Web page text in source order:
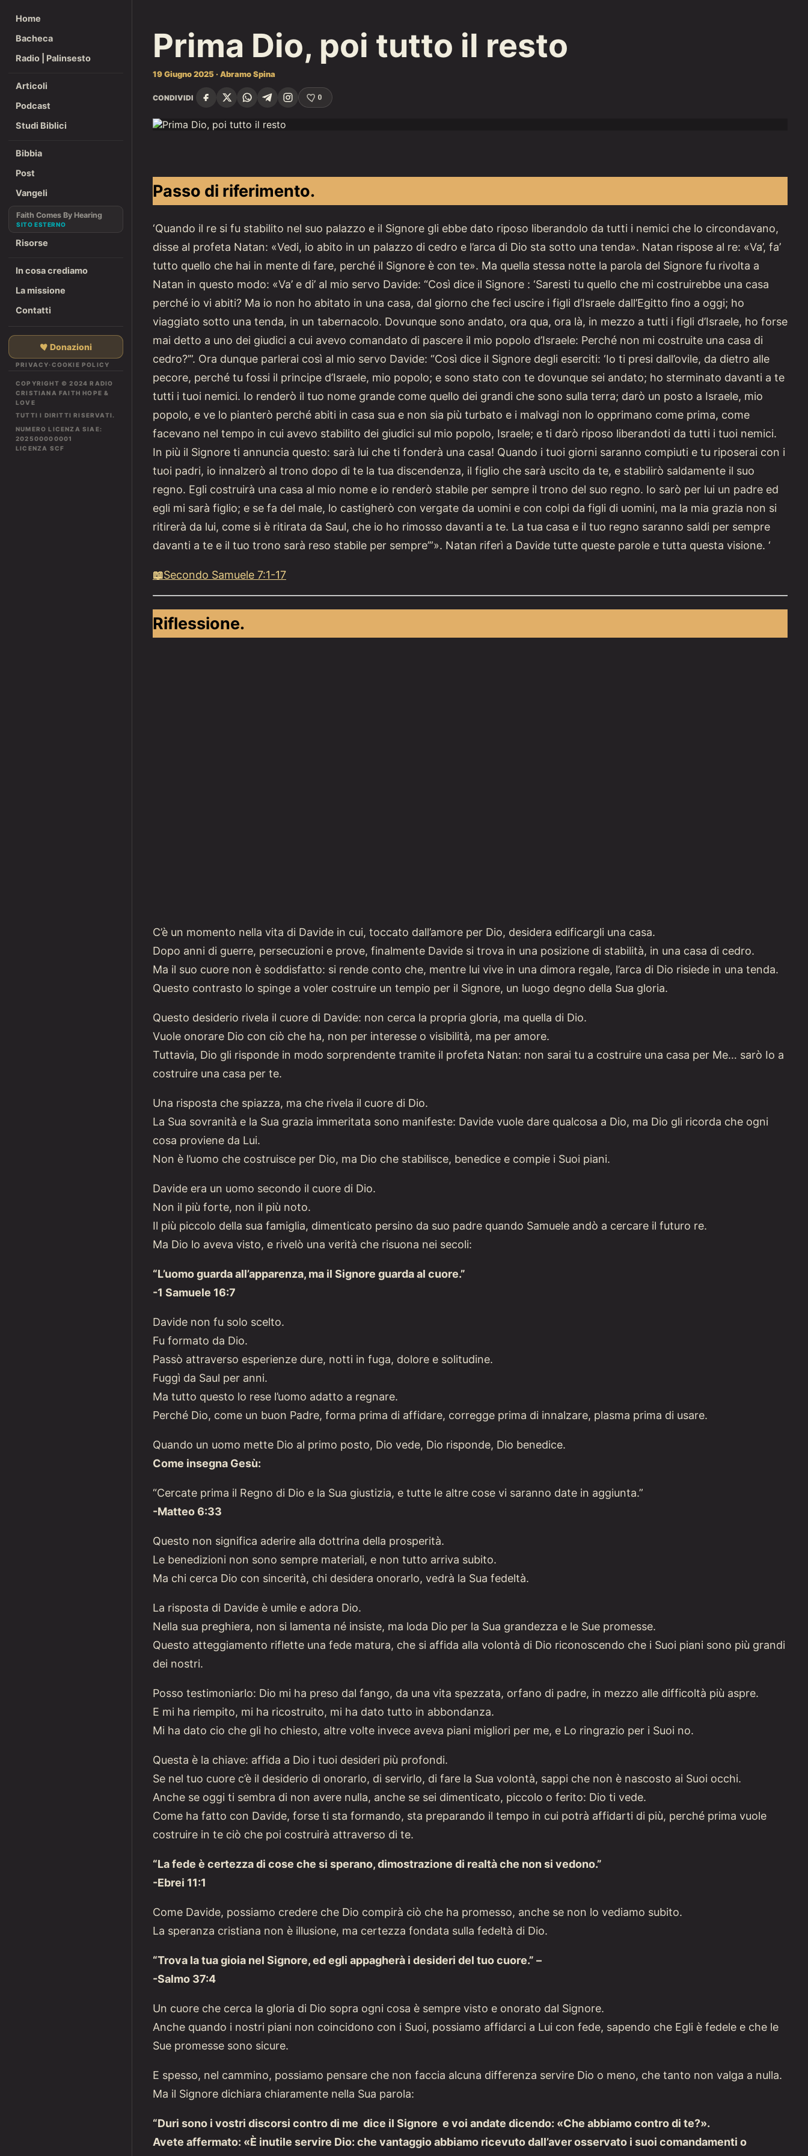
Home
Bacheca
Radio | Palinsesto
Articoli
Podcast
Studi Biblici
Bibbia
Post
Vangeli
Faith Comes By Hearing
Risorse
In cosa crediamo
La missione
Contatti
Donazioni
PRIVACY· COOKIE POLICY
COPYRIGHT © 2024 RADIO
CRISTIANA FAITH HOPE &
LOVE
TUTTI I DIRITTI RISERVATI.
NUMERO LICENZA SIAE:
202500000001
LICENZA SCF
Prima Dio, poi tutto il resto
19 Giugno 2025 · Abramo Spina
CONDIVIDI 0
Passo di riferimento.
‘Quando il re si fu stabilito nel suo palazzo e il Signore gli ebbe dato riposo liberandolo da tutti i nemici che lo circondavano,
disse al profeta Natan: «Vedi, io abito in un palazzo di cedro e l’arca di Dio sta sotto una tenda». Natan rispose al re: «Va’, fa’
tutto quello che hai in mente di fare, perché il Signore è con te». Ma quella stessa notte la parola del Signore fu rivolta a
Natan in questo modo: «Va’ e di’ al mio servo Davide: “Così dice il Signore : ‘Saresti tu quello che mi costruirebbe una casa
perché io vi abiti? Ma io non ho abitato in una casa, dal giorno che feci uscire i figli d’Israele dall’Egitto fino a oggi; ho
viaggiato sotto una tenda, in un tabernacolo. Dovunque sono andato, ora qua, ora là, in mezzo a tutti i figli d’Israele, ho forse
mai detto a uno dei giudici a cui avevo comandato di pascere il mio popolo d’Israele: Perché non mi costruite una casa di
cedro?’”. Ora dunque parlerai così al mio servo Davide: “Così dice il Signore degli eserciti: ‘Io ti presi dall’ovile, da dietro alle
pecore, perché tu fossi il principe d’Israele, mio popolo; e sono stato con te dovunque sei andato; ho sterminato davanti a te
tutti i tuoi nemici. Io renderò il tuo nome grande come quello dei grandi che sono sulla terra; darò un posto a Israele, mio
popolo, e ve lo pianterò perché abiti in casa sua e non sia più turbato e i malvagi non lo opprimano come prima, come
facevano nel tempo in cui avevo stabilito dei giudici sul mio popolo, Israele; e ti darò riposo liberandoti da tutti i tuoi nemici.
In più il Signore ti annuncia questo: sarà lui che ti fonderà una casa! Quando i tuoi giorni saranno compiuti e tu riposerai con i
tuoi padri, io innalzerò al trono dopo di te la tua discendenza, il figlio che sarà uscito da te, e stabilirò saldamente il suo
regno. Egli costruirà una casa al mio nome e io renderò stabile per sempre il trono del suo regno. Io sarò per lui un padre ed
egli mi sarà figlio; e se fa del male, lo castigherò con vergate da uomini e con colpi da figli di uomini, ma la mia grazia non si
ritirerà da lui, come si è ritirata da Saul, che io ho rimosso davanti a te. La tua casa e il tuo regno saranno saldi per sempre
davanti a te e il tuo trono sarà reso stabile per sempre’”». Natan riferì a Davide tutte queste parole e tutta questa visione. ‘
📖Secondo Samuele 7:1-17
Riflessione.
C’è un momento nella vita di Davide in cui, toccato dall’amore per Dio, desidera edificargli una casa.
Dopo anni di guerre, persecuzioni e prove, finalmente Davide si trova in una posizione di stabilità, in una casa di cedro.
Ma il suo cuore non è soddisfatto: si rende conto che, mentre lui vive in una dimora regale, l’arca di Dio risiede in una tenda.
Questo contrasto lo spinge a voler costruire un tempio per il Signore, un luogo degno della Sua gloria.
Questo desiderio rivela il cuore di Davide: non cerca la propria gloria, ma quella di Dio.
Vuole onorare Dio con ciò che ha, non per interesse o visibilità, ma per amore.
Tuttavia, Dio gli risponde in modo sorprendente tramite il profeta Natan: non sarai tu a costruire una casa per Me… sarò Io a
costruire una casa per te.
Una risposta che spiazza, ma che rivela il cuore di Dio.
La Sua sovranità e la Sua grazia immeritata sono manifeste: Davide vuole dare qualcosa a Dio, ma Dio gli ricorda che ogni
cosa proviene da Lui.
Non è l’uomo che costruisce per Dio, ma Dio che stabilisce, benedice e compie i Suoi piani.
Davide era un uomo secondo il cuore di Dio.
Non il più forte, non il più noto.
Il più piccolo della sua famiglia, dimenticato persino da suo padre quando Samuele andò a cercare il futuro re.
Ma Dio lo aveva visto, e rivelò una verità che risuona nei secoli:
“L’uomo guarda all’apparenza, ma il Signore guarda al cuore.”
-1 Samuele 16:7
Davide non fu solo scelto.
Fu formato da Dio.
Passò attraverso esperienze dure, notti in fuga, dolore e solitudine.
Fuggì da Saul per anni.
Ma tutto questo lo rese l’uomo adatto a regnare.
Perché Dio, come un buon Padre, forma prima di affidare, corregge prima di innalzare, plasma prima di usare.
Quando un uomo mette Dio al primo posto, Dio vede, Dio risponde, Dio benedice.
Come insegna Gesù:
“Cercate prima il Regno di Dio e la Sua giustizia, e tutte le altre cose vi saranno date in aggiunta.”
-Matteo 6:33
Questo non significa aderire alla dottrina della prosperità.
Le benedizioni non sono sempre materiali, e non tutto arriva subito.
Ma chi cerca Dio con sincerità, chi desidera onorarlo, vedrà la Sua fedeltà.
La risposta di Davide è umile e adora Dio.
Nella sua preghiera, non si lamenta né insiste, ma loda Dio per la Sua grandezza e le Sue promesse.
Questo atteggiamento riflette una fede matura, che si affida alla volontà di Dio riconoscendo che i Suoi piani sono più grandi
dei nostri.
Posso testimoniarlo: Dio mi ha preso dal fango, da una vita spezzata, orfano di padre, in mezzo alle difficoltà più aspre.
E mi ha riempito, mi ha ricostruito, mi ha dato tutto in abbondanza.
Mi ha dato cio che gli ho chiesto, altre volte invece aveva piani migliori per me, e Lo ringrazio per i Suoi no.
Questa è la chiave: affida a Dio i tuoi desideri più profondi.
Se nel tuo cuore c’è il desiderio di onorarlo, di servirlo, di fare la Sua volontà, sappi che non è nascosto ai Suoi occhi.
Anche se oggi ti sembra di non avere nulla, anche se sei dimenticato, piccolo o ferito: Dio ti vede.
Come ha fatto con Davide, forse ti sta formando, sta preparando il tempo in cui potrà affidarti di più, perché prima vuole
costruire in te ciò che poi costruirà attraverso di te.
“La fede è certezza di cose che si sperano, dimostrazione di realtà che non si vedono.”
-Ebrei 11:1
Come Davide, possiamo credere che Dio compirà ciò che ha promesso, anche se non lo vediamo subito.
La speranza cristiana non è illusione, ma certezza fondata sulla fedeltà di Dio.
“Trova la tua gioia nel Signore, ed egli appagherà i desideri del tuo cuore.” –
-Salmo 37:4
Un cuore che cerca la gloria di Dio sopra ogni cosa è sempre visto e onorato dal Signore.
Anche quando i nostri piani non coincidono con i Suoi, possiamo affidarci a Lui con fede, sapendo che Egli è fedele e che le
Sue promesse sono sicure.
E spesso, nel cammino, possiamo pensare che non faccia alcuna differenza servire Dio o meno, che tanto non valga a nulla.
Ma il Signore dichiara chiaramente nella Sua parola:
“Duri sono i vostri discorsi contro di me dice il Signore e voi andate dicendo: «Che abbiamo contro di te?».
Avete affermato: «È inutile servire Dio: che vantaggio abbiamo ricevuto dall’aver osservato i suoi comandamenti o